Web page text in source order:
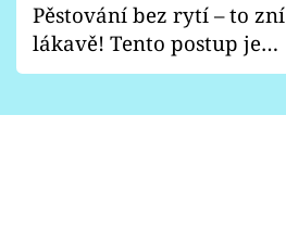
Pěstování bez rytí – to zní
lákavě! Tento postup je
vhodný jen pro některé